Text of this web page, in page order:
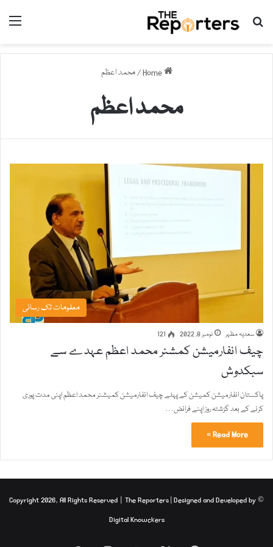
Search for
Home
/محمد اعظم
محمد اعظم
معلومات تک رسائی
سعدیہ مظہر نومبر 8, 2022 121
چیف انفارمیشن کمشنر محمد اعظم عہدے سے
سبکدوش
پاکستان انفارمیشن کمیشن کے پہلے چیف انفارمیشن کمیشنر محمد اعظم اپنی مدت پوری
کرنے کے بعد گزشتہ روز اپنے فرائض…
Read More »
© Copyright 2026, All Rights Reserved |
The Reporters | Designed and Developed by
Digital Knowckers